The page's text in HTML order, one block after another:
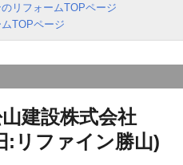
リフォームTOPページ
ムTOPページ
建設株式会社
:リファイン勝山)